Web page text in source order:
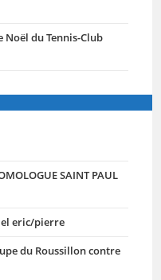
Noël du Tennis-Club
SAINT PAUL
eric/pierre
du Roussillon contre